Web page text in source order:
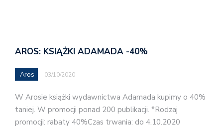
AROS: KSIĄŻKI ADAMADA -40%
Aros 03/10/2020
W Arosie książki wydawnictwa Adamada kupimy o 40%
taniej. W promocji ponad 200 publikacji. *Rodzaj
promocji: rabaty 40%Czas trwania: do 4.10.2020